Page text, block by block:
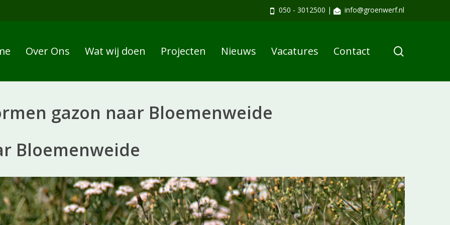
050 - 3012500 | info@groenwerf.nl
Over Ons Wat wij doen Projecten Nieuws Vacatures Contact
gazon naar Bloemenweide
Bloemenweide